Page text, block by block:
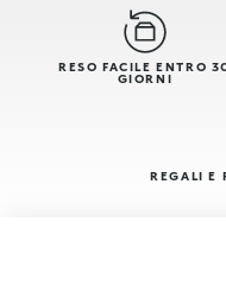
RESO FACILE ENTRO
GIORNI
REGALI E